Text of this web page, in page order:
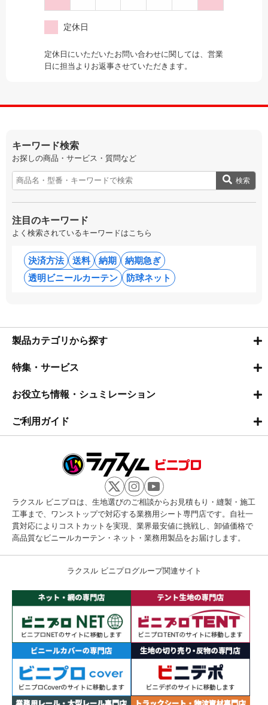
定休日
定休日にいただいたお問い合わせに関しては、営業
日に担当よりお返事させていただきます。
キーワード検索
お探しの商品・サービス・質問など
検索
注目のキーワード
よく検索されているキーワードはこちら
決済方法 送料 納期
納期急ぎ
透明ビニールカーテン
防球ネット
製品カテゴリから探す
特集・サービス
お役立ち情報・シュミレーション
ご利用ガイド
ラクスル ビニプロは、生地選びのご相談からお見積もり・縫製・施工
工事まで、ワンストップで対応する業務用シート専門店です。自社一
貫対応によりコストカットを実現、業界最安値に挑戦し、卸値価格で
高品質なビニールカーテン・ネット・業務用製品をお届けします。
ラクスル ビニプログループ関連サイト